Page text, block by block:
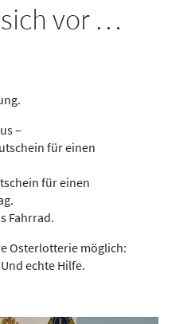
vor …
–
für einen
für einen
Fahrrad.
Osterlotterie möglich:
echte Hilfe.